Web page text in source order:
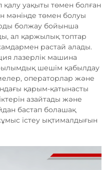
қалу уақыты төмен болған
мәнінде төмен болуы
болжау бойынша
ал қаржылық топтар
растай алады.
лазерлік машина
шешім қабылдау
операторлар және
қарым-қатынасты
азайтады және
бастап болашақ
істеу ықтималдығын